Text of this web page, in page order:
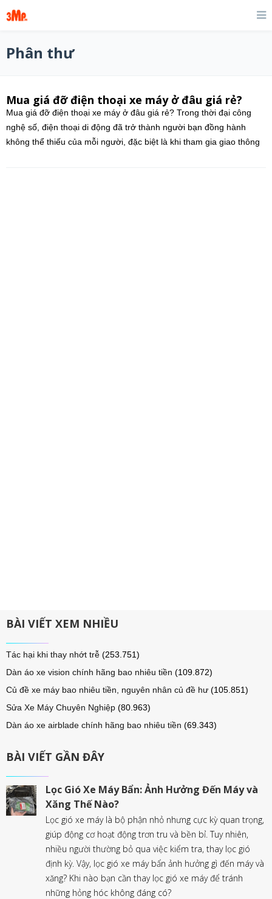
Phân thư
Mua giá đỡ điện thoại xe máy ở đâu giá rẻ?
Mua giá đỡ điện thoại xe máy ở đâu giá rẻ? Trong thời đại công
nghệ số, điện thoại di động đã trở thành người bạn đồng hành
không thể thiếu của mỗi người, đặc biệt là khi tham gia giao thông
BÀI VIẾT XEM NHIỀU
Tác hại khi thay nhớt trễ (253.751)
Dàn áo xe vision chính hãng bao nhiêu tiền (109.872)
Củ đề xe máy bao nhiêu tiền, nguyên nhân củ đề hư (105.851)
Sửa Xe Máy Chuyên Nghiệp (80.963)
Dàn áo xe airblade chính hãng bao nhiêu tiền (69.343)
BÀI VIẾT GẦN ĐÂY
Lọc Gió Xe Máy Bẩn: Ảnh Hưởng Đến Máy và
Xăng Thế Nào?
Lọc gió xe máy là bộ phận nhỏ nhưng cực kỳ quan trọng,
giúp động cơ hoạt động trơn tru và bền bỉ. Tuy nhiên,
nhiều người thường bỏ qua việc kiểm tra, thay lọc gió
định kỳ. Vậy, lọc gió xe máy bẩn ảnh hưởng gì đến máy và
xăng? Khi nào bạn cần thay lọc gió xe máy để tránh
những hỏng hóc không đáng có?